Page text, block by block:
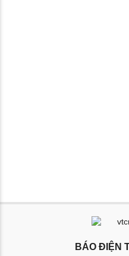
BÁO ĐIỆN